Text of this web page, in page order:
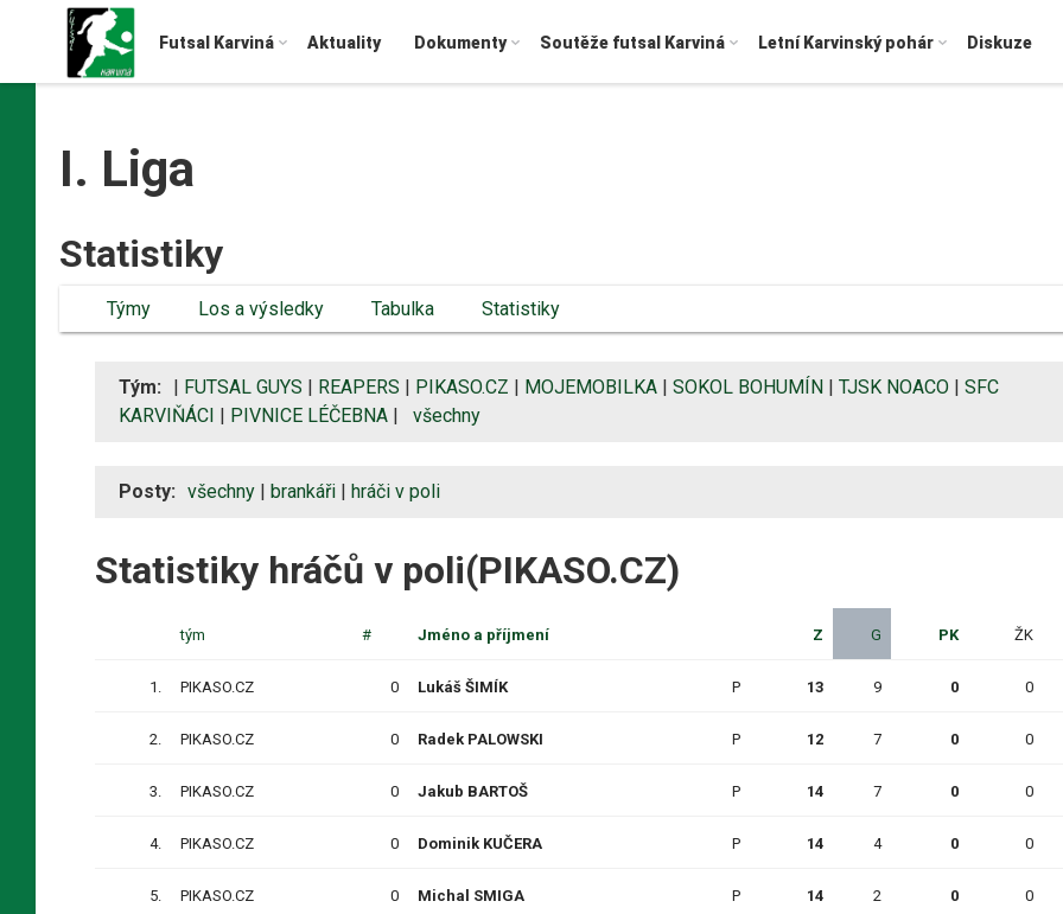
Futsal Karviná Aktuality Dokumenty Soutěže futsal Karviná Letní Karvinský pohár Diskuze
I. Liga
Statistiky
Týmy Los a výsledky Tabulka Statistiky
Tým: | FUTSAL GUYS | REAPERS | PIKASO.CZ | MOJEMOBILKA | SOKOL BOHUMÍN | TJSK NOACO | SFC
KARVIŇÁCI | PIVNICE LÉČEBNA | všechny
Posty: všechny | brankáři | hráči v poli
Statistiky hráčů v poli(PIKASO.CZ)
tým # Jméno a příjmení Z G PK ŽK
1. PIKASO.CZ 0 Lukáš ŠIMÍK P 13 9 0 0
2. PIKASO.CZ 0 Radek PALOWSKI P 12 7 0 0
3. PIKASO.CZ 0 Jakub BARTOŠ P 14 7 0 0
4. PIKASO.CZ 0 Dominik KUČERA P 14 4 0 0
5. PIKASO.CZ 0 Michal SMIGA P 14 2 0 0